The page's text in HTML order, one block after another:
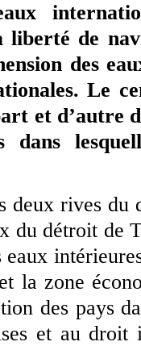
liberté de
des
Le
et d’autre
dans
deux rives du
du détroit de
eaux
la zone
des pays
et au droit